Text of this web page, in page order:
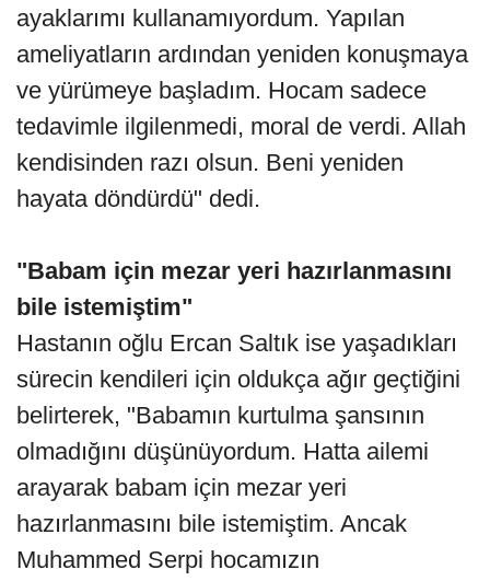
ayaklarımı kullanamıyordum. Yapılan
ameliyatların ardından yeniden konuşmaya
ve yürümeye başladım. Hocam sadece
tedavimle ilgilenmedi, moral de verdi. Allah
kendisinden razı olsun. Beni yeniden
hayata döndürdü" dedi.
"Babam için mezar yeri hazırlanmasını
bile istemiştim"
Hastanın oğlu Ercan Saltık ise yaşadıkları
sürecin kendileri için oldukça ağır geçtiğini
belirterek, "Babamın kurtulma şansının
olmadığını düşünüyordum. Hatta ailemi
arayarak babam için mezar yeri
hazırlanmasını bile istemiştim. Ancak
Muhammed Serpi hocamızın